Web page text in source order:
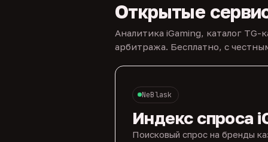
Открытые
Аналитика iGaming, каталог
арбитража. Бесплатно, с
NeBlask
Индекс спроса
Поисковый спрос на бренды